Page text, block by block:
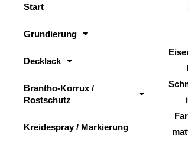
Start
Grundierung
Decklack
Brantho-Korrux /
Rostschutz
Kreidespray / Markierung